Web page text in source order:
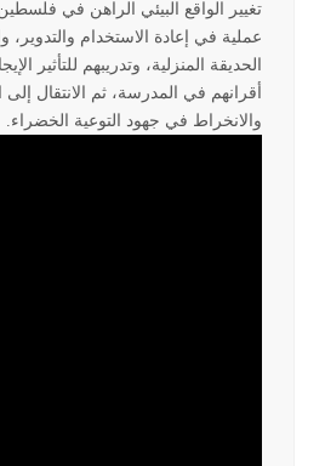
تغيير الواقع البيئي الراهن في
عملية في إعادة الاستخدام
الحديقة المنزلية، وتدريبهم للتأثير
أقرانهم في المدرسة، ثم الانتقال
والانخراط في جهود التوعية الخضراء.